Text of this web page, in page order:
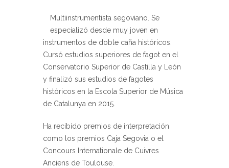
Multiinstrumentista segoviano. Se
especializó desde muy joven en
instrumentos de doble caña históricos.
Cursó estudios superiores de fagot en el
Conservatorio Superior de Castilla y León
y finalizó sus estudios de fagotes
históricos en la Escola Superior de Música
de Catalunya en 2015.
Ha recibido premios de interpretación
como los premios Caja Segovia o el
Concours Internationale de Cuivres
Anciens de Toulouse.